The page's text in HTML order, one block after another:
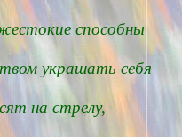
способны
украшать себя
на стрелу,